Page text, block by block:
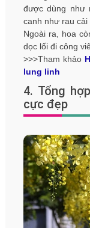
được dùng như
canh như rau cải
Ngoài ra, hoa
dọc lối đi công
>>>Tham khảo
lung linh
4. Tổng
cực đẹp